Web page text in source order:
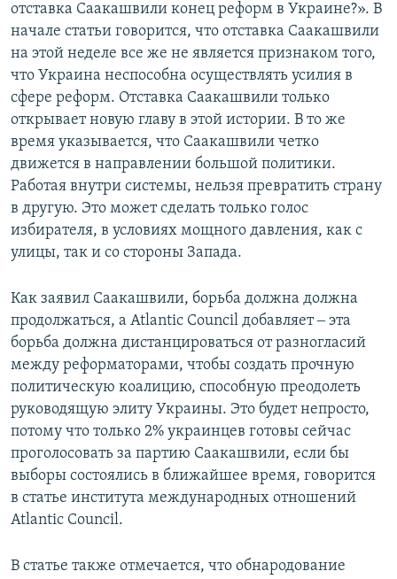
отставка Саакашвили конец реформ в Украине?». В
начале статьи говорится, что отставка Саакашвили
на этой неделе все же не является признаком того,
что Украина неспособна осуществлять усилия в
сфере реформ. Отставка Саакашвили только
открывает новую главу в этой истории. В то же
время указывается, что Саакашвили четко
движется в направлении большой политики.
Работая внутри системы, нельзя превратить страну
в другую. Это может сделать только голос
избирателя, в условиях мощного давления, как с
улицы, так и со стороны Запада.
Как заявил Саакашвили, борьба должна должна
продолжаться, а Atlantic Council добавляет ‒ эта
борьба должна дистанцироваться от разногласий
между реформаторами, чтобы создать прочную
политическую коалицию, способную преодолеть
руководящую элиту Украины. Это будет непросто,
потому что только 2% украинцев готовы сейчас
проголосовать за партию Саакашвили, если бы
выборы состоялись в ближайшее время, говорится
в статье института международных отношений
Atlantic Council.
В статье также отмечается, что обнародование